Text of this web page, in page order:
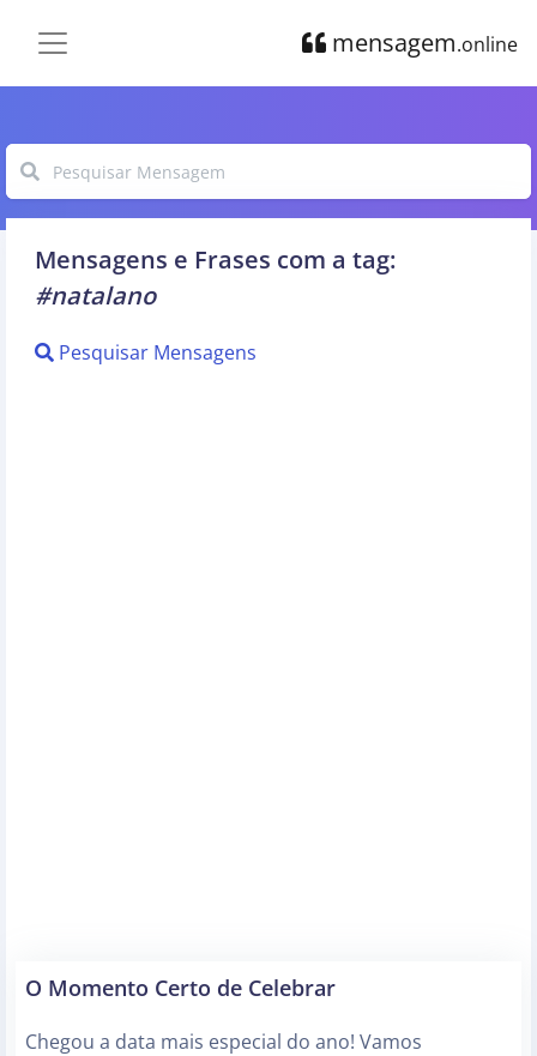
mensagem.online
Mensagens e Frases com a tag:
#natalano
Pesquisar Mensagens
O Momento Certo de Celebrar
Chegou a data mais especial do ano! Vamos